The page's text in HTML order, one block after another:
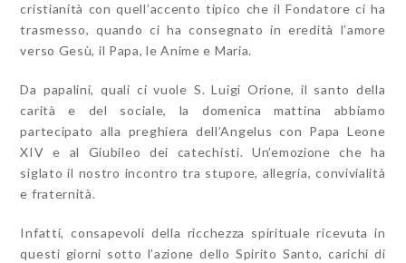
cristianità con quell’accento tipico che il Fondatore ci ha
trasmesso, quando ci ha consegnato in eredità l’amore
verso Gesù, il Papa, le Anime e Maria.
Da papalini, quali ci vuole S. Luigi Orione, il santo della
carità e del sociale, la domenica mattina abbiamo
partecipato alla preghiera dell’Angelus con Papa Leone
XIV e al Giubileo dei catechisti. Un’emozione che ha
siglato il nostro incontro tra stupore, allegria, convivialità
e fraternità.
Infatti, consapevoli della ricchezza spirituale ricevuta in
questi giorni sotto l’azione dello Spirito Santo, carichi di